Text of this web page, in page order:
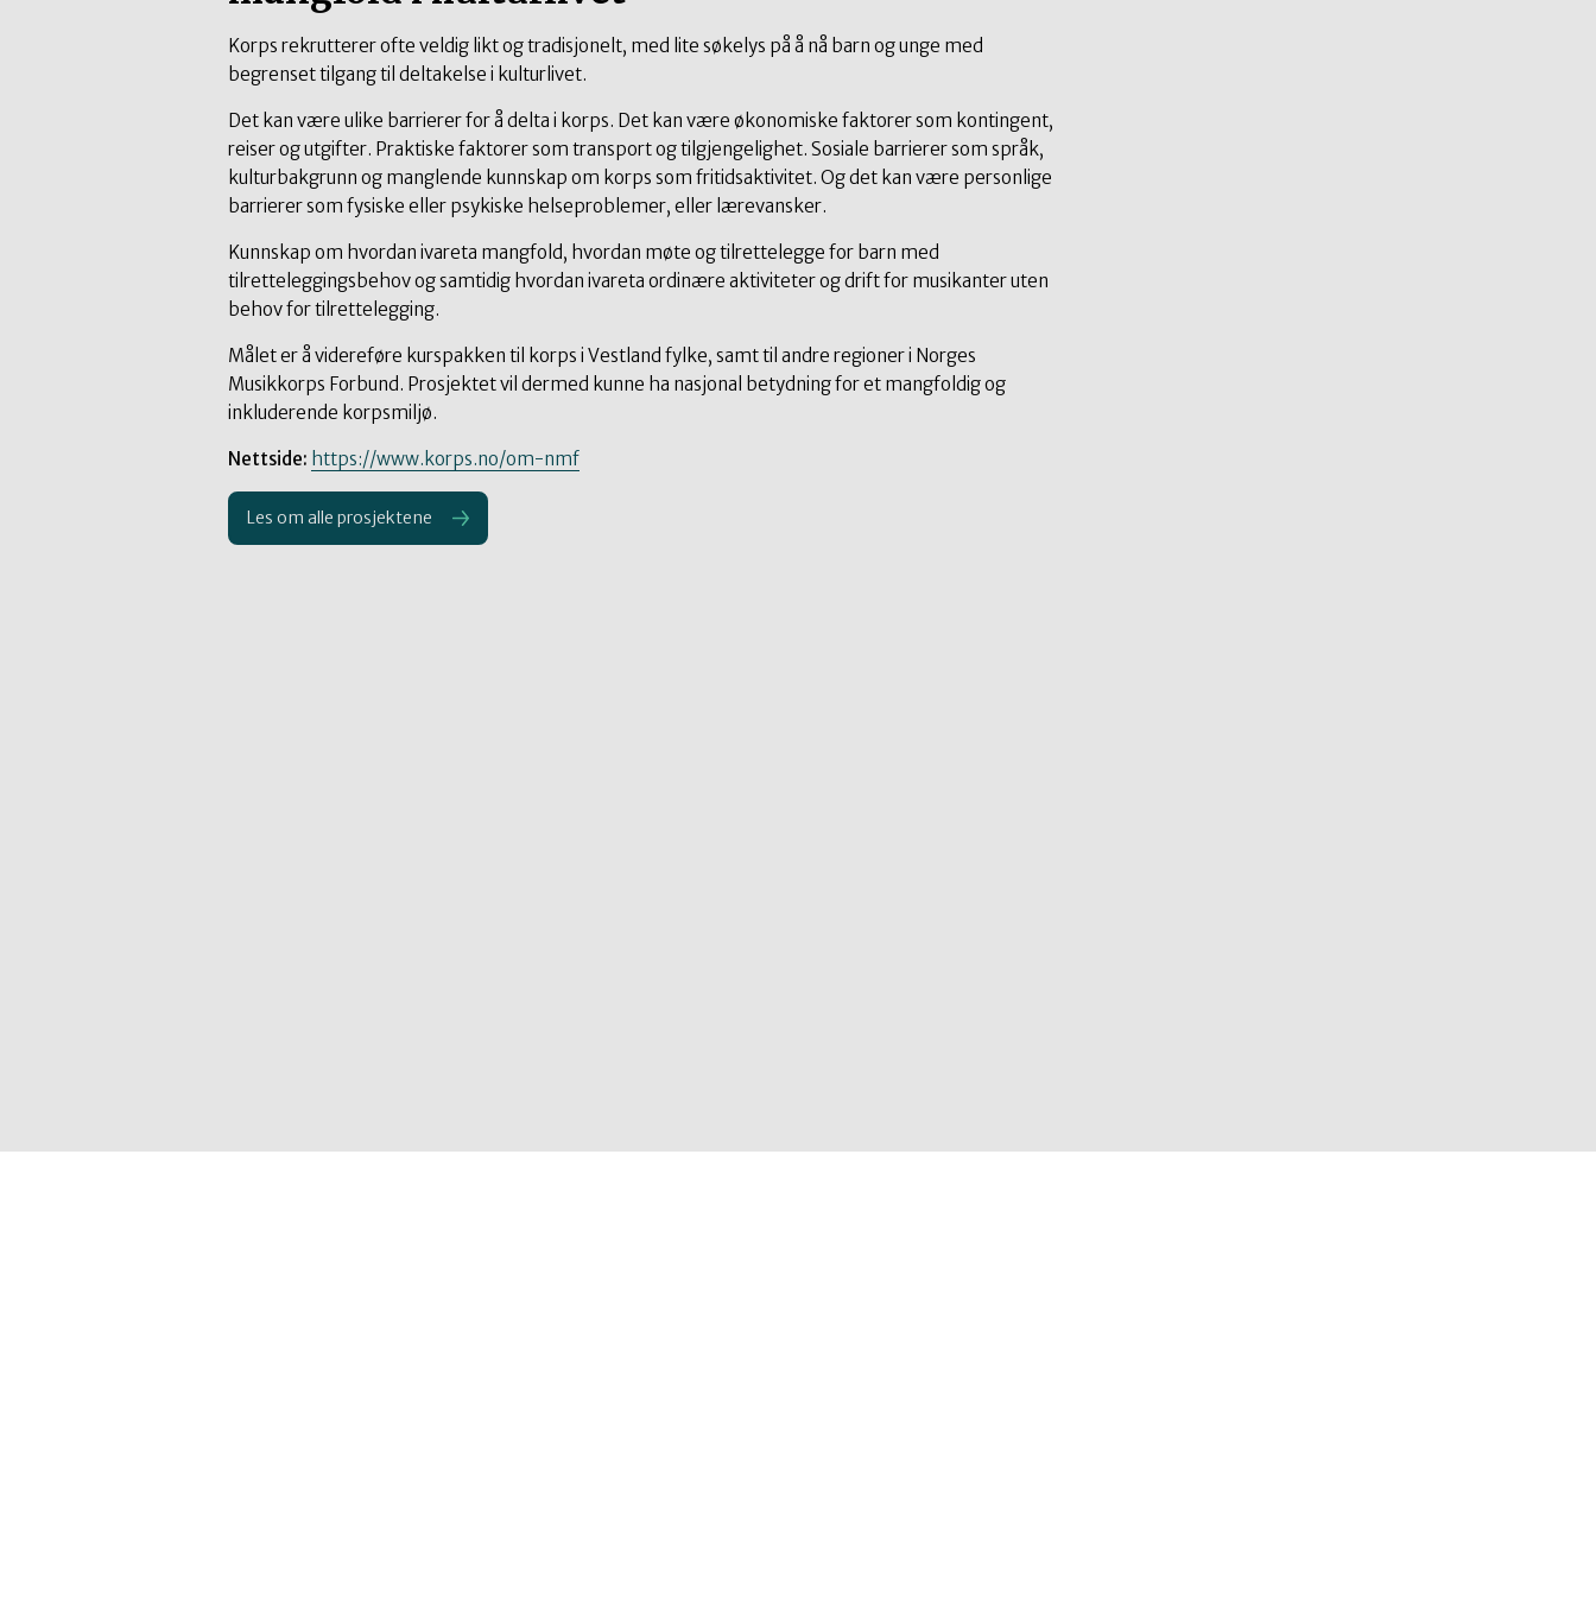
Korps rekrutterer ofte veldig likt og tradisjonelt, med lite søkelys på å nå barn og unge med
begrenset tilgang til deltakelse i kulturlivet.
Det kan være ulike barrierer for å delta i korps. Det kan være økonomiske faktorer som kontingent,
reiser og utgifter. Praktiske faktorer som transport og tilgjengelighet. Sosiale barrierer som språk,
kulturbakgrunn og manglende kunnskap om korps som fritidsaktivitet. Og det kan være personlige
barrierer som fysiske eller psykiske helseproblemer, eller lærevansker.
Kunnskap om hvordan ivareta mangfold, hvordan møte og tilrettelegge for barn med
tilretteleggingsbehov og samtidig hvordan ivareta ordinære aktiviteter og drift for musikanter uten
behov for tilrettelegging.
Målet er å videreføre kurspakken til korps i Vestland fylke, samt til andre regioner i Norges
Musikkorps Forbund. Prosjektet vil dermed kunne ha nasjonal betydning for et mangfoldig og
inkluderende korpsmiljø.
Nettside: https://www.korps.no/om-nmf
Les om alle prosjektene